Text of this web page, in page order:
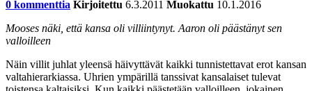
0 kommenttia Kirjoitettu 6.3.2011 Muokattu 10.1.2016
Mooses näki, että kansa oli villiintynyt. Aaron oli päästänyt sen
valloilleen
Näin villit juhlat yleensä häivyttävät kaikki tunnistettavat erot kansan
valtahierarkiassa. Uhrien ympärillä tanssivat kansalaiset tulevat